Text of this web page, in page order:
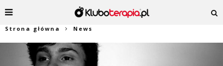
Strona główna News